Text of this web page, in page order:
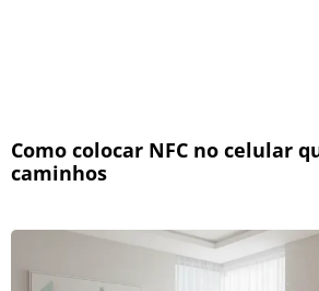
Como colocar NFC no celular
caminhos